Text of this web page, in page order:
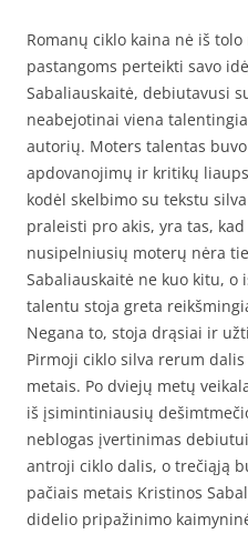
Romanų ciklo kaina nė iš
pastangoms perteikti savo
Sabaliauskaitė, debiutavusi
neabejotinai viena
autorių. Moters talentas
apdovanojimų ir kritikų
kodėl skelbimo su tekstu
praleisti pro akis, yra tas,
nusipelniusių moterų nėra
Sabaliauskaitė ne kuo kitu,
talentu stoja greta
Negana to, stoja drąsiai ir
Pirmoji ciklo silva rerum
metais. Po dviejų metų
iš įsimintiniausių
neblogas įvertinimas
antroji ciklo dalis, o trečiąją
pačiais metais Kristinos
didelio pripažinimo